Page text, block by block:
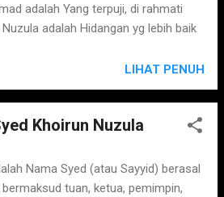
adalah Yang terpuji, di rahmati
adalah Hidangan yg lebih baik
LIHAT PENUH
Khoirun Nuzula
Nama Syed (atau Sayyid) berasal
tuan, ketua, pemimpin,